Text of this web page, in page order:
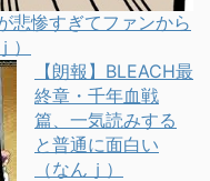
悲惨すぎてファンから
【朗報】BLEACH最
終章・千年血戦
篇、一気読みする
と普通に面白い
（なんｊ）